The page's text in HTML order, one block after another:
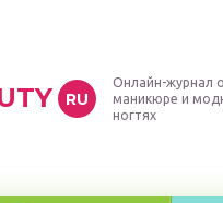
RU
Онлайн-журнал о
маникюре и
ногтях